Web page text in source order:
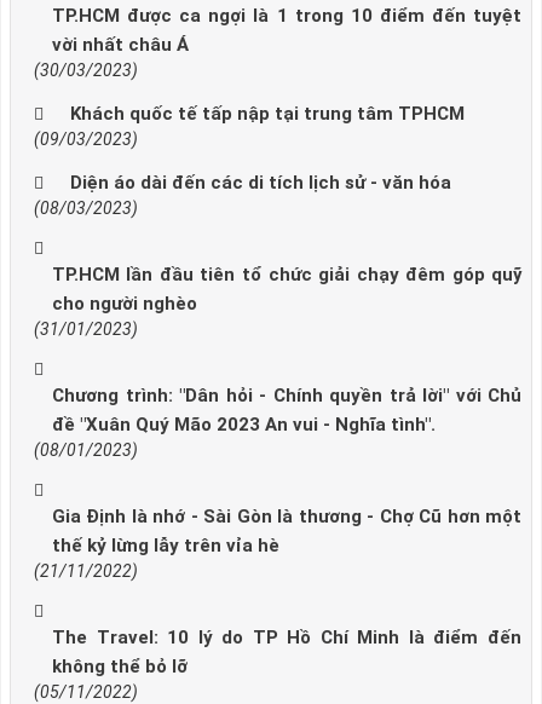
TP.HCM được ca ngợi là 1 trong 10 điểm đến tuyệt
vời nhất châu Á
(30/03/2023)
Khách quốc tế tấp nập tại trung tâm TPHCM
(09/03/2023)
Diện áo dài đến các di tích lịch sử - văn hóa
(08/03/2023)
TP.HCM lần đầu tiên tổ chức giải chạy đêm góp quỹ
cho người nghèo
(31/01/2023)
Chương trình: "Dân hỏi - Chính quyền trả lời" với Chủ
đề "Xuân Quý Mão 2023 An vui - Nghĩa tình".
(08/01/2023)
Gia Định là nhớ - Sài Gòn là thương - Chợ Cũ hơn một
thế kỷ lừng lẫy trên vỉa hè
(21/11/2022)
The Travel: 10 lý do TP Hồ Chí Minh là điểm đến
không thể bỏ lỡ
(05/11/2022)